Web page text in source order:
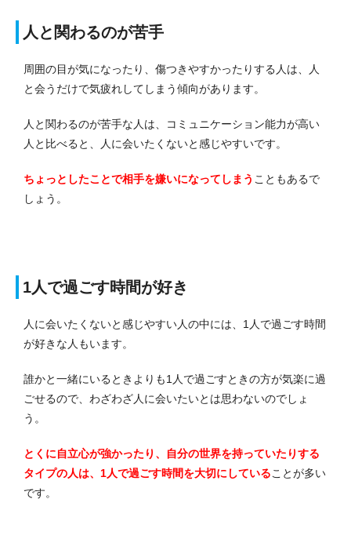
人と関わるのが苦手
周囲の目が気になったり、傷つきやすかったりする人は、人
と会うだけで気疲れしてしまう傾向があります。
人と関わるのが苦手な人は、コミュニケーション能力が高い
人と比べると、人に会いたくないと感じやすいです。
ちょっとしたことで相手を嫌いになってしまう こともあるで
しょう。
1人で過ごす時間が好き
人に会いたくないと感じやすい人の中には、1人で過ごす時間
が好きな人もいます。
誰かと一緒にいるときよりも1人で過ごすときの方が気楽に過
ごせるので、わざわざ人に会いたいとは思わないのでしょ
う。
とくに自立心が強かったり、自分の世界を持っていたりする
タイプの人は、1人で過ごす時間を大切にしていることが多い
です。